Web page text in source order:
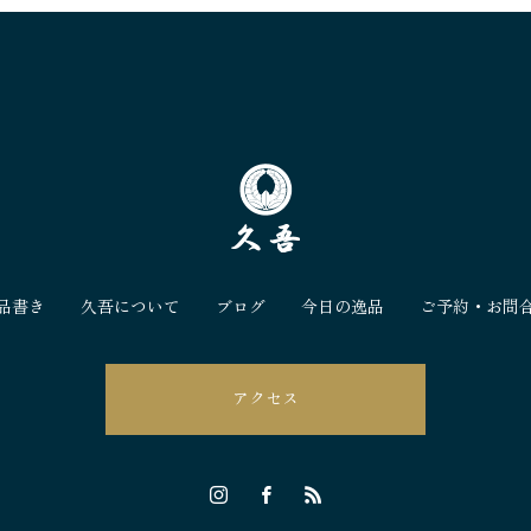
書き 久吾について ブログ 今日の逸品 ご予約・お問
アクセス